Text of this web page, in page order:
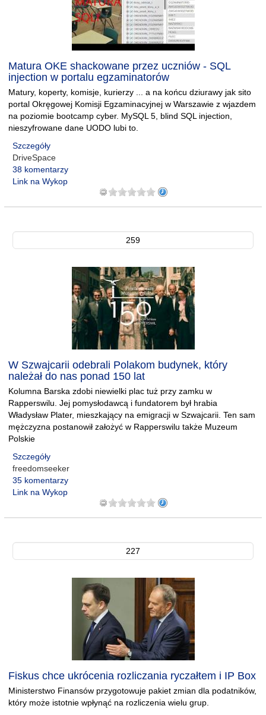
Matura OKE shackowane przez uczniów - SQL
injection w portalu egzaminatorów
Matury, koperty, komisje, kurierzy ... a na końcu dziurawy jak sito
portal Okręgowej Komisji Egzaminacyjnej w Warszawie z wjazdem
na poziomie bootcamp cyber. MySQL 5, blind SQL injection,
nieszyfrowane dane UODO lubi to.
Szczegóły
DriveSpace
38 komentarzy
Link na Wykop
259
W Szwajcarii odebrali Polakom budynek, który
należał do nas ponad 150 lat
Kolumna Barska zdobi niewielki plac tuż przy zamku w
Rapperswilu. Jej pomysłodawcą i fundatorem był hrabia
Władysław Plater, mieszkający na emigracji w Szwajcarii. Ten sam
mężczyzna postanowił założyć w Rapperswilu także Muzeum
Polskie
Szczegóły
freedomseeker
35 komentarzy
Link na Wykop
227
Fiskus chce ukrócenia rozliczania ryczałtem i IP Box
Ministerstwo Finansów przygotowuje pakiet zmian dla podatników,
który może istotnie wpłynąć na rozliczenia wielu grup.